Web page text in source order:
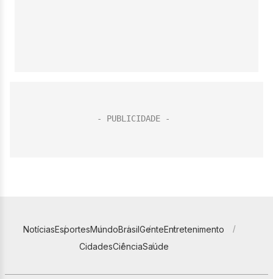
NotíciasEsportesMundoBrasilGenteEntretenimento
CidadesCiênciaSaúde